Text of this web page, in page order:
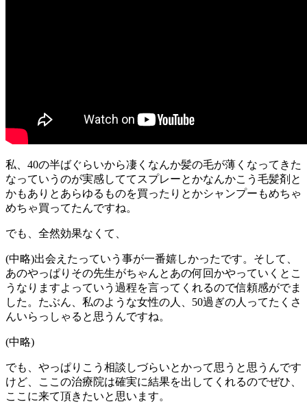
私、40の半ばぐらいから凄くなんか髪の毛が薄くなってきた
なっていうのが実感しててスプレーとかなんかこう毛髪剤と
かもありとあらゆるものを買ったりとかシャンプーもめちゃ
めちゃ買ってたんですね。
でも、全然効果なくて、
(中略)出会えたっていう事が一番嬉しかったです。そして、
あのやっぱりその先生がちゃんとあの何回かやっていくとこ
うなりますよっていう過程を言ってくれるので信頼感がでま
した。たぶん、私のような女性の人、50過ぎの人ってたくさ
んいらっしゃると思うんですね。
(中略)
でも、やっぱりこう相談しづらいとかって思うと思うんです
けど、ここの治療院は確実に結果を出してくれるのでぜひ、
ここに来て頂きたいと思います。